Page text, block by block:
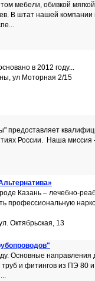
мебели, обивкой
В штат нашей компании
в 2012 году...
ул Моторная 2/15
предоставляет
России. Наша миссия
Казань – лечебно-
профессиональную
Октябрьская, 13
Основные направления
и фитингов из ПЭ 80